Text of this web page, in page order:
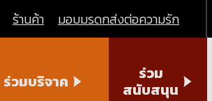
ร้านค้า มอบมรดกส่งต่อความรัก
ร่วมบริจาค
ร่วม
สนับสนุน